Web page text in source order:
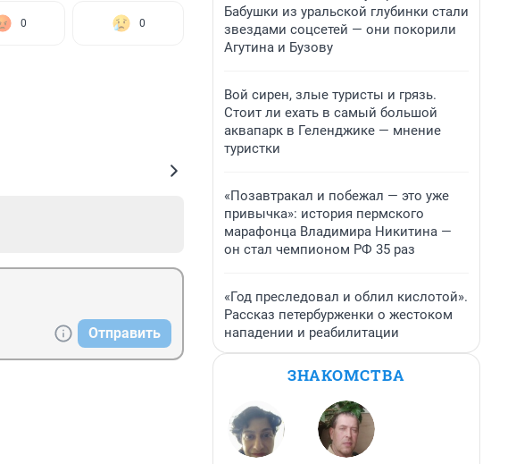
0 0
Отправить
Бабушки из уральской глубинки стали
звездами соцсетей — они покорили
Агутина и Бузову
Вой сирен, злые туристы и грязь.
Стоит ли ехать в самый большой
аквапарк в Геленджике — мнение
туристки
«Позавтракал и побежал — это уже
привычка»: история пермского
марафонца Владимира Никитина —
он стал чемпионом РФ 35 раз
«Год преследовал и облил кислотой».
Рассказ петербурженки о жестоком
нападении и реабилитации
ЗНАКОМСТВА